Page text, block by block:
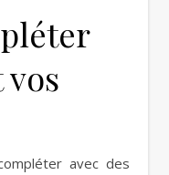
avec des